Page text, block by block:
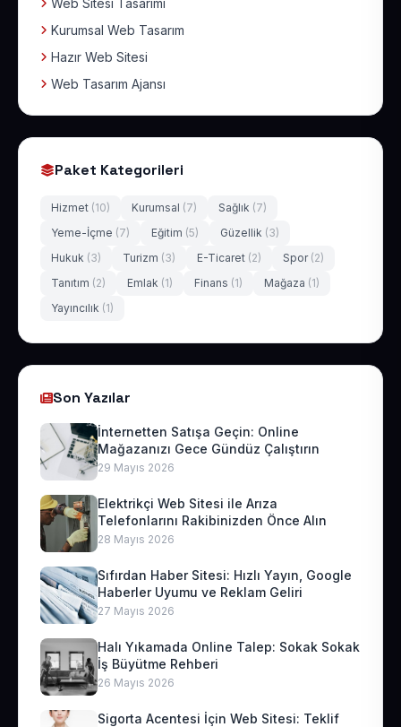
Web Sitesi Tasarımı
Kurumsal Web Tasarım
Hazır Web Sitesi
Web Tasarım Ajansı
Paket Kategorileri
Hizmet (10) Kurumsal (7) Sağlık (7)
Yeme-İçme (7) Eğitim (5) Güzellik (3)
Hukuk (3) Turizm (3) E-Ticaret (2) Spor (2)
Tanıtım (2) Emlak (1) Finans (1) Mağaza (1)
Yayıncılık (1)
Son Yazılar
İnternetten Satışa Geçin: Online
Mağazanızı Gece Gündüz Çalıştırın
29 Mayıs 2026
Elektrikçi Web Sitesi ile Arıza
Telefonlarını Rakibinizden Önce Alın
28 Mayıs 2026
Sıfırdan Haber Sitesi: Hızlı Yayın, Google
Haberler Uyumu ve Reklam Geliri
27 Mayıs 2026
Halı Yıkamada Online Talep: Sokak Sokak
İş Büyütme Rehberi
26 Mayıs 2026
Sigorta Acentesi İçin Web Sitesi: Teklif